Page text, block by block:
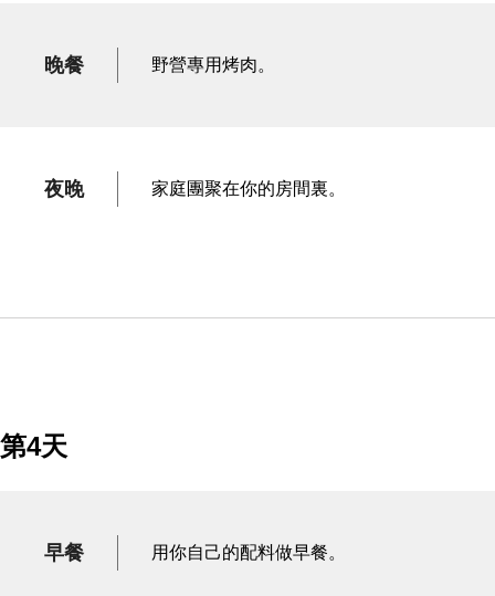
晚餐 野營專用烤肉。
夜晚 家庭團聚在你的房間裏。
第4天
早餐 用你自己的配料做早餐。